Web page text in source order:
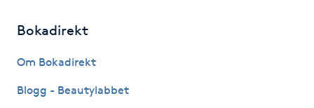
LPG-behandling
Bokadirekt
Om Bokadirekt
Blogg - Beautylabbet